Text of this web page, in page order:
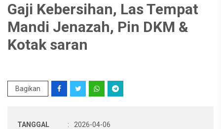
Gaji Kebersihan, Las Tempat
Mandi Jenazah, Pin DKM &
Kotak saran
Bagikan
TANGGAL : 2026-04-06